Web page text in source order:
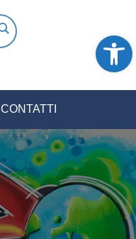
CONTATTI